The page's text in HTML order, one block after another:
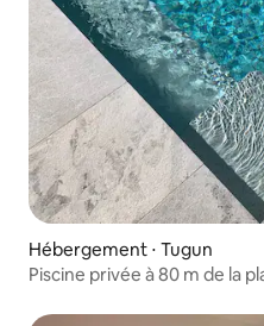
Hébergement ⋅ Tugun
Piscine privée à 80 m de la